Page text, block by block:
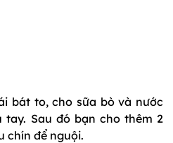
bát to, cho sữa bò và nước
tay. Sau đó bạn cho thêm 2
chín để nguội.